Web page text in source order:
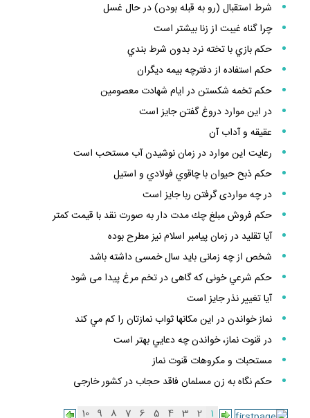
شرط استقبال (رو به قبله بودن) در حال غسل
چرا گناه غيبت از زنا بيشتر است
حكم بازي با تخته نرد بدون شرط بندي
حكم استفاده از دفترچه بيمه ديگران
حكم تخمه شكستن در ايام شهادت معصومين
در اين موارد دروغ گفتن جايز است
عقيقه و آداب آن
رعايت اين موارد در زمان نوشيدن آب مستحب است
حكم ذبح حيوان با چاقوي فولادي و استيل
در چه مواردى گرفتن ربا جايز است
حكم فروش مبلغ چك مدت دار به صورت نقد با قيمت كمتر
آيا تقليد در زمان پيامبر اسلام نيز مطرح بوده
شخص از چه زمانى بايد سال خمسى داشته باشد
حكم شرعي خونى كه گاهى در تخم مرغ پيدا مى ‏شود
آيا تغيير نذر جايز است
نماز خواندن در اين مكانها ثواب نمازتان را كم مي كند
در قنوت نماز، خواندن چه دعايي بهتر است
مستحبات و مكروهات قنوت نماز